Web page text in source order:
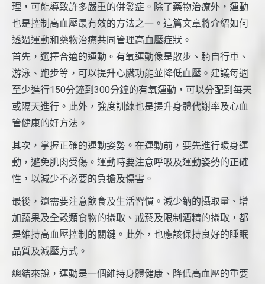
理，可能導致許多嚴重的併發症。除了藥物治療外，運動
也是控制高血壓最有效的方法之一。這篇文章將介紹如何
透過運動和藥物治療共同管理高血壓症狀。
首先，選擇合適的運動。有氧運動像是散步、騎自行車、
游泳、跑步等，可以提升心臟功能並降低血壓。建議每週
至少進行150分鐘到300分鐘的有氧運動，可以分配到每天
或隔天進行。此外，強度訓練也是提升身體代謝率及心血
管健康的好方法。
其次，掌握正確的運動姿勢。在運動前，要先進行暖身運
動，避免肌肉受傷。運動時要注意呼吸及運動姿勢的正確
性，以減少不必要的負擔及傷害。
最後，還需要注意飲食及生活習慣。減少鈉的攝取量、增
加蔬果及全穀類食物的攝取、戒菸及限制酒精的攝取，都
是維持高血壓控制的關鍵。此外，也應該保持良好的睡眠
品質及減壓方式。
總結來說，運動是一個維持身體健康、降低高血壓的重要